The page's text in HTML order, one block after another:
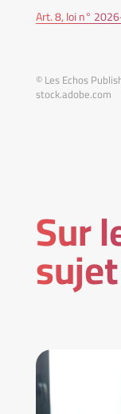
Art. 8, loi n°
© Les Echos
stock.adobe.com
Sur
sujet